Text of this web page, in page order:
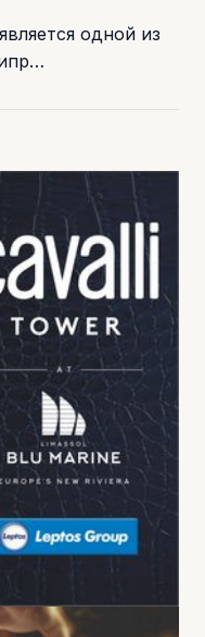
одной из